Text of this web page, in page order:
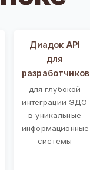
Диадок API
для
разработчиков
для глубокой
интеграции ЭДО
в уникальные
информационные
системы